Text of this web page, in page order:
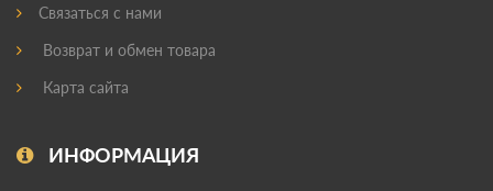
Связаться с нами
Возврат и обмен товара
Карта сайта
ИНФОРМАЦИЯ